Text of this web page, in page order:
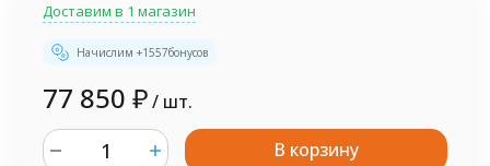
Доставим в 1 магазин
Начислим +1557бонусов
77 850 ₽/ шт.
В корзину